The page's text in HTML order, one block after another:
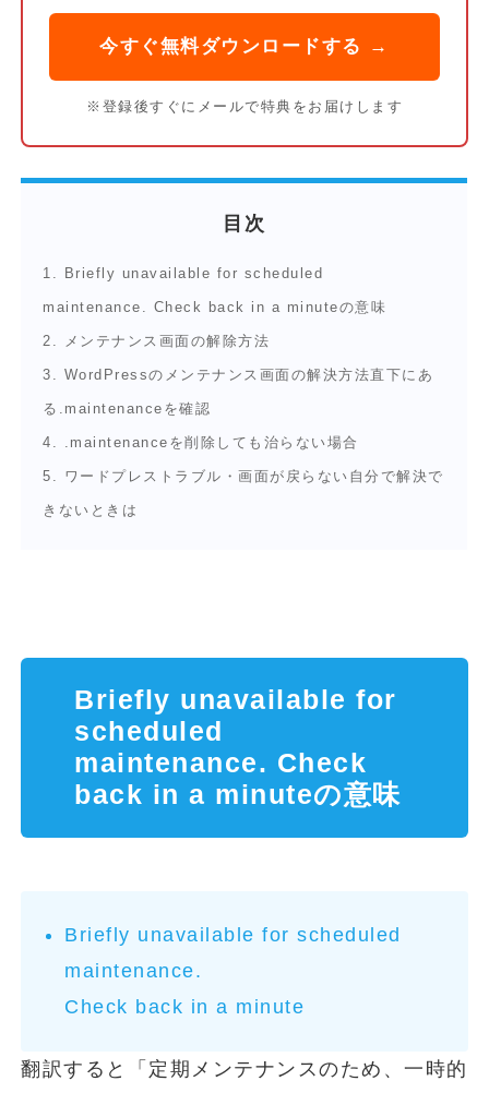
今すぐ無料ダウンロードする →
※登録後すぐにメールで特典をお届けします
目次
1. Briefly unavailable for scheduled
maintenance. Check back in a minuteの意味
2. メンテナンス画面の解除方法
3. WordPressのメンテナンス画面の解決方法直下にあ
る.maintenanceを確認
4. .maintenanceを削除しても治らない場合
5. ワードプレストラブル・画面が戻らない自分で解決で
きないときは
Briefly unavailable for
scheduled
maintenance. Check
back in a minuteの意味
Briefly unavailable for scheduled
maintenance.
Check back in a minute
翻訳すると「定期メンテナンスのため、一時的